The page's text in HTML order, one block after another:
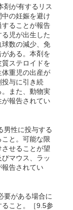
剤が有するリス
の妊娠を避け
ることが報告
児が出生した
数の減少、免
ある 。本剤を
ステロイドを
重児の出産が
与に引き続
また、動物実
報告されてい
男性に投与する
と。可能な限
せることが望
マウス、ラッ
報告されてい
要がある場合に
こと。［9.5参